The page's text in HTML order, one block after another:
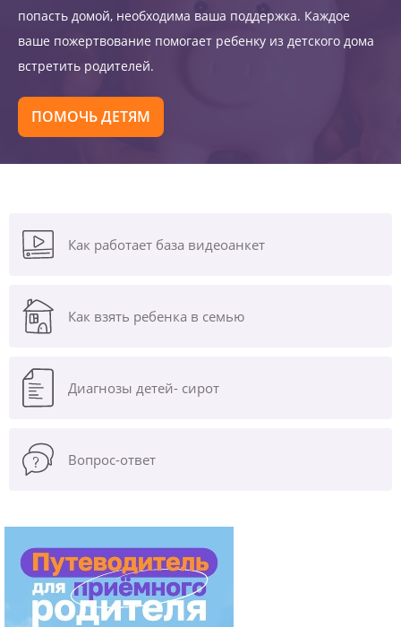
попасть домой, необходима ваша поддержка. Каждое
ваше пожертвование помогает ребенку из детского дома
встретить родителей.
ПОМОЧЬ ДЕТЯМ
Как работает база видеоанкет
Как взять ребенка в семью
Диагнозы детей- сирот
Вопрос-ответ